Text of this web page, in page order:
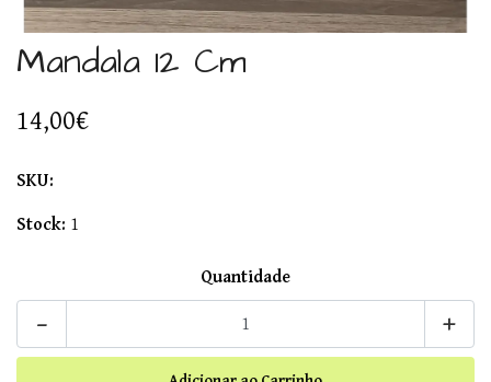
Mandala 12 Cm
14,00€
SKU:
Stock: 1
Quantidade
- +